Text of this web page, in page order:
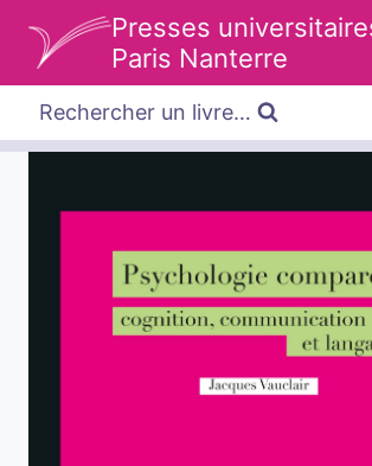
Presses
Paris Nanterre
Rechercher un livre…